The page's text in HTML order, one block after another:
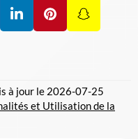
à jour le 2026-07-25
et Utilisation de la